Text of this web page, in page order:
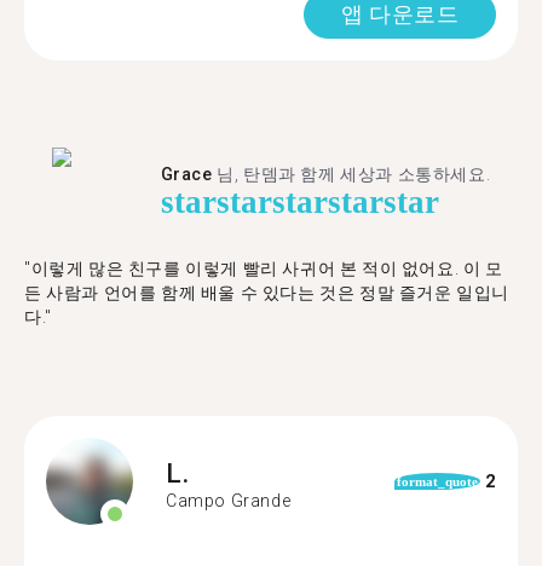
앱 다운로드
Grace 님, 탄뎀과 함께 세상과 소통하세요.
starstarstarstarstar
"이렇게 많은 친구를 이렇게 빨리 사귀어 본 적이 없어요. 이 모
든 사람과 언어를 함께 배울 수 있다는 것은 정말 즐거운 일입니
다."
L.
Campo Grande
format_quote 2